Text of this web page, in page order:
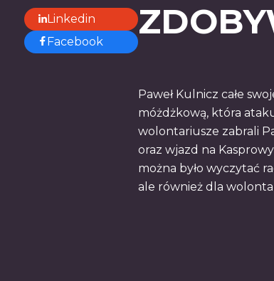
Linkedin
Facebook
Paweł Kulnicz całe
móżdżkową, która
wolontariusze zabrali
oraz wjazd na
można było wyczytać
ale również dla